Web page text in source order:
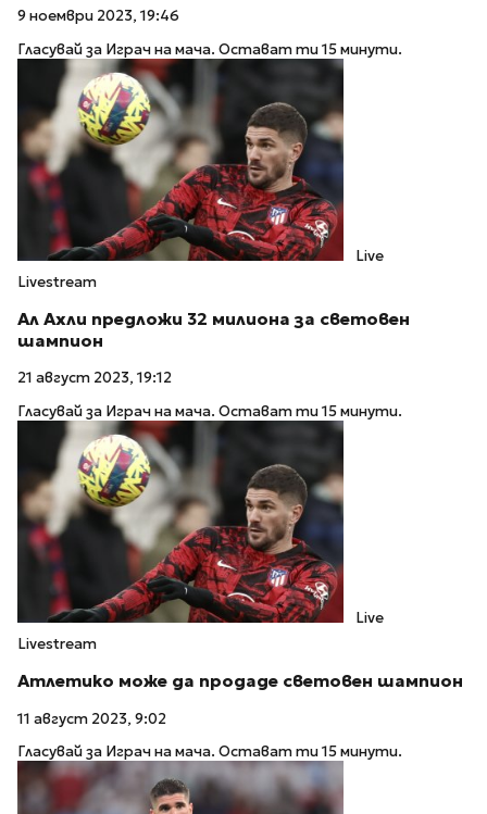
9 ноември 2023, 19:46
Гласувай за Играч на мача. Остават ти 15 минути.
Live
Livestream
Ал Ахли предложи 32 милиона за световен
шампион
21 август 2023, 19:12
Гласувай за Играч на мача. Остават ти 15 минути.
Live
Livestream
Атлетико може да продаде световен шампион
11 август 2023, 9:02
Гласувай за Играч на мача. Остават ти 15 минути.